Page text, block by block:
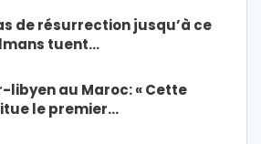
de résurrection jusqu’à ce
tuent…
libyen au Maroc: « Cette
le premier…